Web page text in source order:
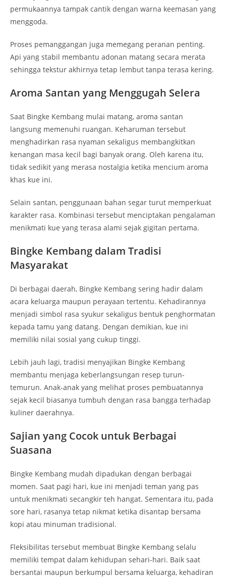
permukaannya tampak cantik dengan warna keemasan yang
menggoda.
Proses pemanggangan juga memegang peranan penting.
Api yang stabil membantu adonan matang secara merata
sehingga tekstur akhirnya tetap lembut tanpa terasa kering.
Aroma Santan yang Menggugah Selera
Saat Bingke Kembang mulai matang, aroma santan
langsung memenuhi ruangan. Keharuman tersebut
menghadirkan rasa nyaman sekaligus membangkitkan
kenangan masa kecil bagi banyak orang. Oleh karena itu,
tidak sedikit yang merasa nostalgia ketika mencium aroma
khas kue ini.
Selain santan, penggunaan bahan segar turut memperkuat
karakter rasa. Kombinasi tersebut menciptakan pengalaman
menikmati kue yang terasa alami sejak gigitan pertama.
Bingke Kembang dalam Tradisi
Masyarakat
Di berbagai daerah, Bingke Kembang sering hadir dalam
acara keluarga maupun perayaan tertentu. Kehadirannya
menjadi simbol rasa syukur sekaligus bentuk penghormatan
kepada tamu yang datang. Dengan demikian, kue ini
memiliki nilai sosial yang cukup tinggi.
Lebih jauh lagi, tradisi menyajikan Bingke Kembang
membantu menjaga keberlangsungan resep turun-
temurun. Anak-anak yang melihat proses pembuatannya
sejak kecil biasanya tumbuh dengan rasa bangga terhadap
kuliner daerahnya.
Sajian yang Cocok untuk Berbagai
Suasana
Bingke Kembang mudah dipadukan dengan berbagai
momen. Saat pagi hari, kue ini menjadi teman yang pas
untuk menikmati secangkir teh hangat. Sementara itu, pada
sore hari, rasanya tetap nikmat ketika disantap bersama
kopi atau minuman tradisional.
Fleksibilitas tersebut membuat Bingke Kembang selalu
memiliki tempat dalam kehidupan sehari-hari. Baik saat
bersantai maupun berkumpul bersama keluarga, kehadiran